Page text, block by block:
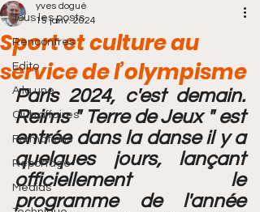
Tous les posts
Rencontres
Edito
A la une
Club affaires
Formations
Reportage
Médias
Sport et culture au
service de l’olympisme
yves dogué
15 janv. 2024
Paris 2024, c'est demain.
Reims " Terre de Jeux " est
entrée dans la danse il y a
quelques jours, lançant
officiellement le
programme de l'année